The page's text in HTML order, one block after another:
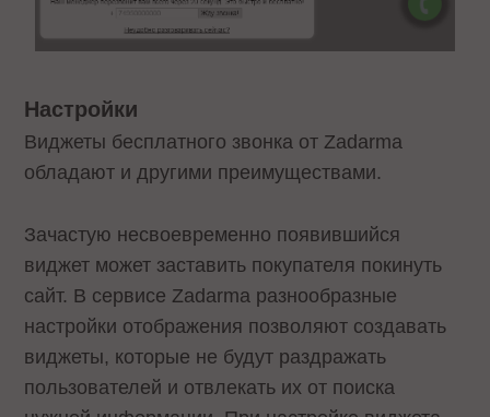
Настройки
Виджеты бесплатного звонка от Zadarma
обладают и другими преимуществами.
Зачастую несвоевременно появившийся
виджет может заставить покупателя покинуть
сайт. В сервисе Zadarma разнообразные
настройки отображения позволяют создавать
виджеты, которые не будут раздражать
пользователей и отвлекать их от поиска